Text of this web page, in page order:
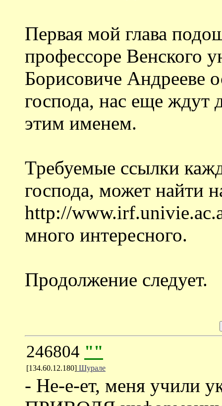
Первая мой глава
профессоре Венского
Борисовиче Андрееве
господа, нас еще ждут
этим именем.
Требуемые ссылки
господа, может найти
http://
много интересного.
Продолжение следует.
246804 ""
[134.60.12.180] Шурале
- Не-е-ет, меня учили